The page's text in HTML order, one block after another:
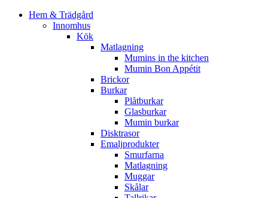
Hem & Trädgård
Innomhus
Kök
Matlagning
Mumins in the kitchen
Mumin Bon Appétit
Brickor
Burkar
Plåtburkar
Glasburkar
Mumin burkar
Disktrasor
Emaljprodukter
Smurfarna
Matlagning
Muggar
Skålar